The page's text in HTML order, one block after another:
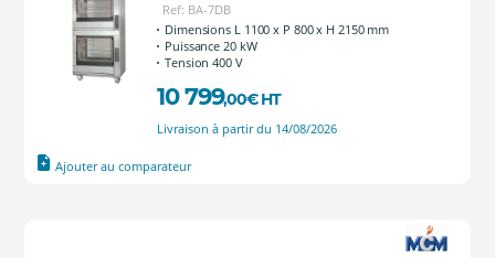
Ref: BA-7DB
Dimensions L 1100 x P 800 x H 2150 mm
Puissance 20 kW
Tension 400 V
10 799,00€ HT
Livraison à partir du 14/08/2026
Ajouter au comparateur